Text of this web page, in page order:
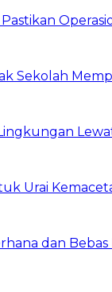
Sekolah
Urai
dan